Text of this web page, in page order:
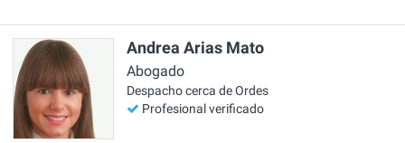
Andrea Arias Mato
Abogado
Despacho cerca de Ordes
Profesional verificado